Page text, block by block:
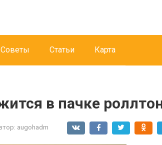
Советы Статьи Карта
в пачке
augohadm